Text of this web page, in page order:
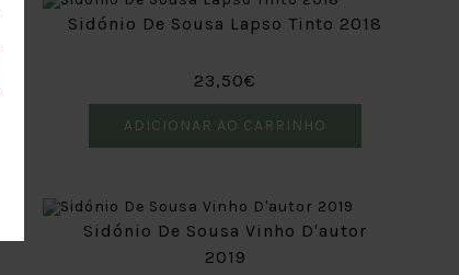
Sidónio De Sousa Lapso Tinto 2018
23,50€
ADICIONAR AO CARRINHO
Sidónio De Sousa Vinho D'autor
2019